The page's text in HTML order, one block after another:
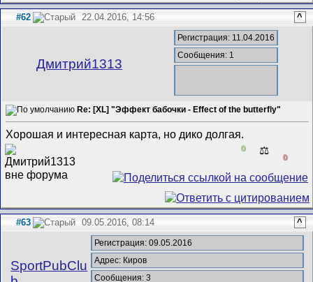
#62 22.04.2016, 14:56 ^
Дмитрий1313
Регистрация: 11.04.2016
Сообщения: 1
Re: [XL] "Эффект бабочки - Effect of the butterfly"
Хорошая и интересная карта, но дико долгая.
0 ⚖️
0
#63 09.05.2016, 08:14 ^
SportPubClu
Регистрация: 09.05.2016
Адрес: Киров
Сообщения: 3